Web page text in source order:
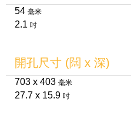
54 毫米
2.1 吋
開孔尺寸 (闊 x 深)
703 x 403 毫米
27.7 x 15.9 吋